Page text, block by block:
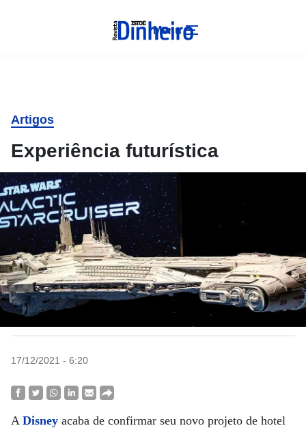
Menu
Artigos
Experiência futurística
17/12/2021 - 6:20
A Disney acaba de confirmar seu novo projeto de hotel